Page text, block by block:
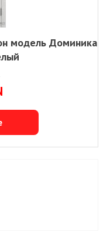
модель Доминика